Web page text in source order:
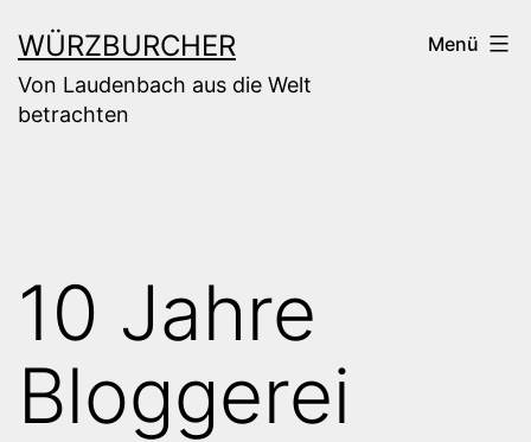
Inhalt
springen
WÜRZBURCHER
Von Laudenbach aus die Welt
betrachten
Menü
10 Jahre
Bloggerei